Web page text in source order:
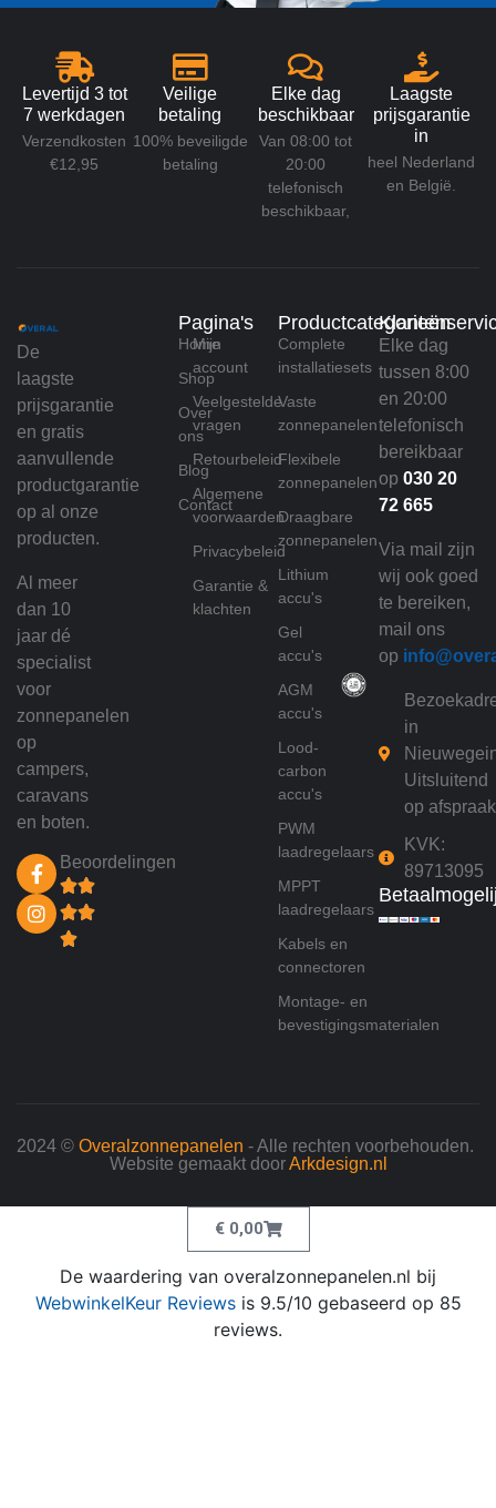
Levertijd 3 tot
7 werkdagen
Verzendkosten
€12,95
Veilige
betaling
100% beveiligde
betaling
Elke dag
beschikbaar
Van 08:00 tot
20:00
telefonisch
beschikbaar,
Laagste
prijsgarantie
in
heel Nederland
en België.
De
laagste
prijsgarantie
en gratis
aanvullende
productgarantie
op al onze
producten.
Al meer
dan 10
jaar dé
specialist
voor
zonnepanelen
op
campers,
caravans
en boten.
Beoordelingen
Pagina's
Home
Shop
Over
ons
Blog
Contact
Mijn
account
Veelgestelde
vragen
Retourbeleid
Algemene
voorwaarden
Privacybeleid
Garantie &
klachten
Productcategorieën
Complete
installatiesets
Vaste
zonnepanelen
Flexibele
zonnepanelen
Draagbare
zonnepanelen
Lithium
accu's
Gel
accu's
AGM
accu's
Lood-
carbon
accu's
PWM
laadregelaars
MPPT
laadregelaars
Kabels en
connectoren
Montage- en
bevestigingsmaterialen
Elke dag
tussen 8:00
en 20:00
telefonisch
bereikbaar
op030 20
72 665
Via mail zijn
wij ook goed
te bereiken,
mail ons
op
in
Uitsluitend
op afspraak
KVK:
89713095
2024 © Overalzonnepanelen - Alle rechten voorbehouden.
Website gemaakt doorArkdesign.nl
€0,00
De waardering van overalzonnepanelen.nl bij
WebwinkelKeur Reviewsis 9.5/10 gebaseerd op 85
reviews.